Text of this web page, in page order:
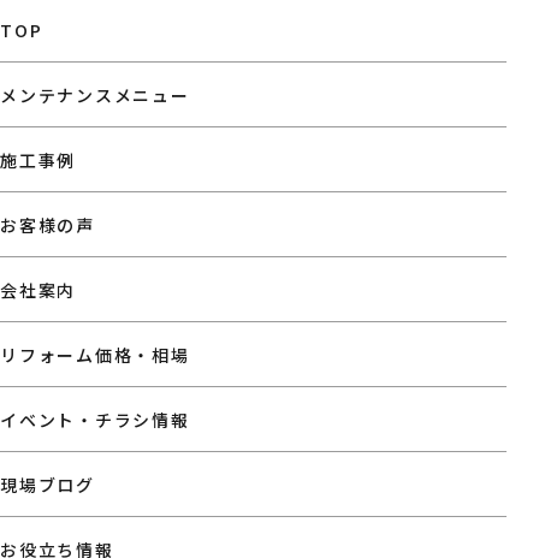
TOP
メンテナンスメニュー
施工事例
お客様の声
会社案内
リフォーム価格・相場
イベント・チラシ情報
現場ブログ
お役立ち情報